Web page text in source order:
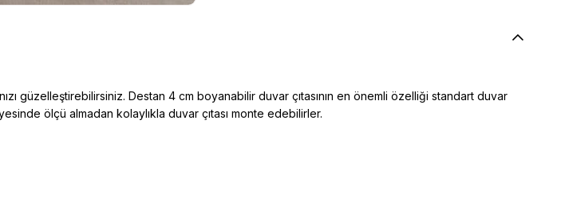
güzelleştirebilirsiniz. Destan 4 cm boyanabilir duvar çıtasının en önemli özelliği standart duvar
ölçü almadan kolaylıkla duvar çıtası monte edebilirler.